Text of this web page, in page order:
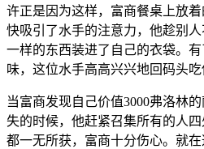
许正是因为这样，富商餐桌上放
快吸引了水手的注意力，他趁别
一样的东西装进了自己的衣袋。有
味，这位水手高高兴兴地回码头吃
当富商发现自己价值3000弗洛林
失的时候，他赶紧召集所有的人
都一无所获，富商十分伤心。就